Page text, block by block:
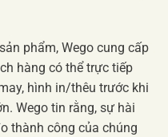
phẩm, Wego cung cấp
hàng có thể trực tiếp
hình in/thêu trước khi
Wego tin rằng, sự hài
thành công của chúng